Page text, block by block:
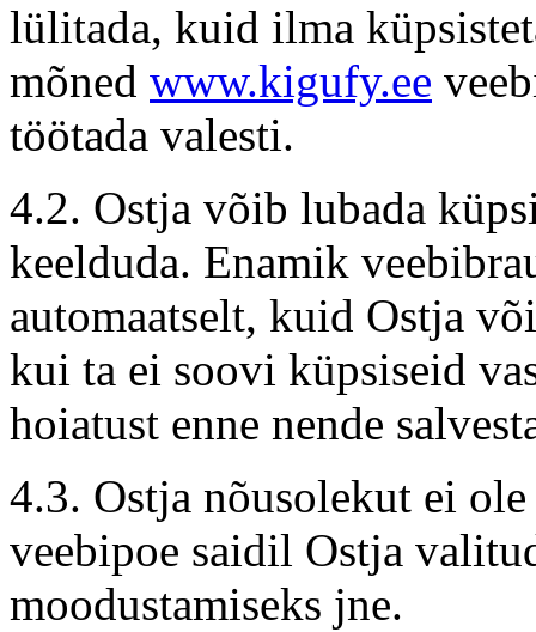
lülitada, kuid ilma
mõned www.kigufy.ee
töötada valesti.
4.2. Ostja võib lubada
keelduda. Enamik
automaatselt, kuid Ostja
kui ta ei soovi küpsiseid
hoiatust enne nende
4.3. Ostja nõusolekut ei
veebipoe saidil Ostja
moodustamiseks jne.